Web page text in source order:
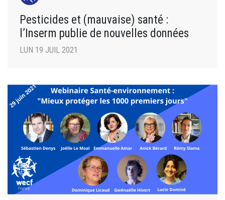
Pesticides et (mauvaise) santé :
l’Inserm publie de nouvelles données
LUN 19 JUIL 2021